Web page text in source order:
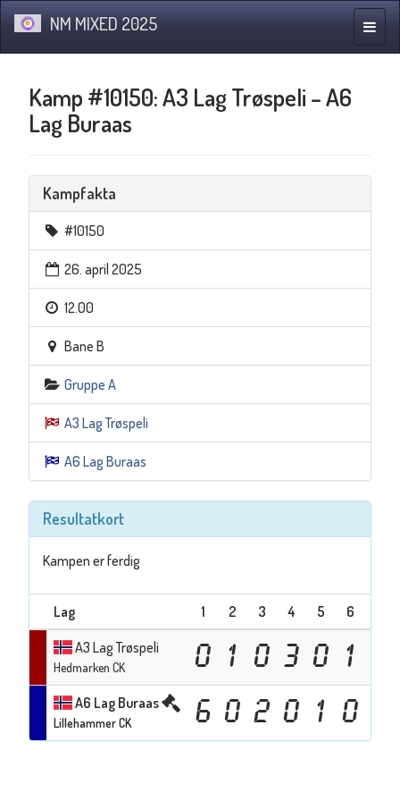
NM MIXED 2025
Kamp #10150: A3 Lag Trøspeli – A6
Lag Buraas
Kampfakta
#10150
26. april 2025
12.00
Bane B
Gruppe A
A3 Lag Trøspeli
A6 Lag Buraas
Resultatkort
Kampen er ferdig
Lag 1 2 3 4 5 6
A3 Lag Trøspeli
Hedmarken CK 0 1 0 3 0 1
A6 Lag Buraas
Lillehammer CK 6 0 2 0 1 0